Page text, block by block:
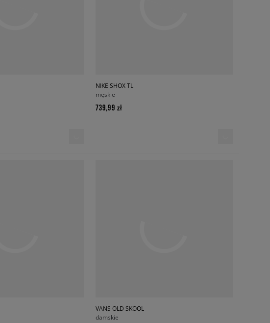
NIKE SHOX TL
męskie
739,99 zł
VANS OLD SKOOL
damskie